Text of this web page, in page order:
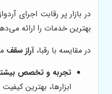
در بازار پر رقابت اجرای
بهترین خدمات را ارائه
در مقایسه با رقبا،آراز سقف
تجربه و تخصص
ابزارها، بهترین